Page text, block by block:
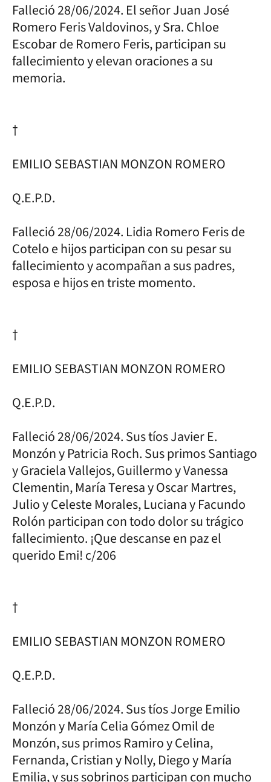
Falleció 28/06/2024. El señor Juan José
Romero Feris Valdovinos, y Sra. Chloe
Escobar de Romero Feris, participan su
fallecimiento y elevan oraciones a su
memoria.
†
EMILIO SEBASTIAN MONZON ROMERO
Q.E.P.D.
Falleció 28/06/2024. Lidia Romero Feris de
Cotelo e hijos participan con su pesar su
fallecimiento y acompañan a sus padres,
esposa e hijos en triste momento.
†
EMILIO SEBASTIAN MONZON ROMERO
Q.E.P.D.
Falleció 28/06/2024. Sus tíos Javier E.
Monzón y Patricia Roch. Sus primos Santiago
y Graciela Vallejos, Guillermo y Vanessa
Clementin, María Teresa y Oscar Martres,
Julio y Celeste Morales, Luciana y Facundo
Rolón participan con todo dolor su trágico
fallecimiento. ¡Que descanse en paz el
querido Emi! c/206
†
EMILIO SEBASTIAN MONZON ROMERO
Q.E.P.D.
Falleció 28/06/2024. Sus tíos Jorge Emilio
Monzón y María Celia Gómez Omil de
Monzón, sus primos Ramiro y Celina,
Fernanda, Cristian y Nolly, Diego y María
Emilia, y sus sobrinos participan con mucho